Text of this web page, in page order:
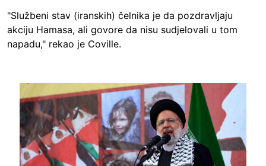
"Službeni stav (iranskih) čelnika je da pozdravljaju
akciju Hamasa, ali govore da nisu sudjelovali u tom
napadu," rekao je Coville.